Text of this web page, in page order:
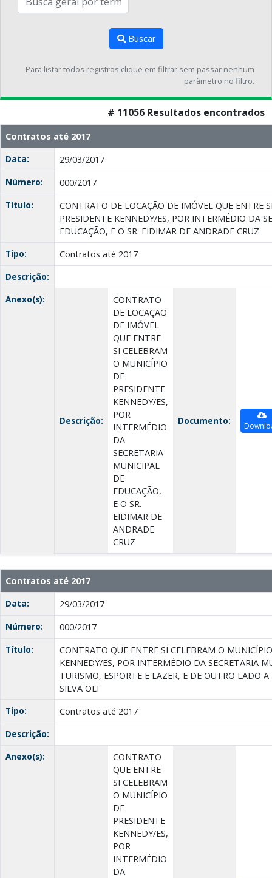
Buscar
Para listar todos registros clique em filtrar sem passar nenhum
parâmetro no filtro.
# 11056 Resultados encontrados
Contratos até 2017
Data:
29/03/2017
Número:
000/2017
Título:
CONTRATO DE LOCAÇÃO DE IMÓVEL QUE ENTRE
PRESIDENTE KENNEDY/ES, POR INTERMÉDIO DA
EDUCAÇÃO, E O SR. EIDIMAR DE ANDRADE CRUZ
Tipo:
Contratos até 2017
Descrição:
Anexo(s):
Descrição:
CONTRATO
DE LOCAÇÃO
DE IMÓVEL
QUE ENTRE
SI CELEBRAM
O MUNICÍPIO
DE
PRESIDENTE
KENNEDY/ES,
POR
INTERMÉDIO
DA
SECRETARIA
MUNICIPAL
DE
EDUCAÇÃO,
E O SR.
EIDIMAR DE
ANDRADE
CRUZ
Documento:
Contratos até 2017
Data:
29/03/2017
Número:
000/2017
Título:
CONTRATO QUE ENTRE SI CELEBRAM O
KENNEDY/ES, POR INTERMÉDIO DA SECRETARIA
TURISMO, ESPORTE E LAZER, E DE OUTRO LADO
SILVA OLI
Tipo:
Contratos até 2017
Descrição:
Anexo(s):
CONTRATO
QUE ENTRE
SI CELEBRAM
O MUNICÍPIO
DE
PRESIDENTE
KENNEDY/ES,
POR
INTERMÉDIO
DA